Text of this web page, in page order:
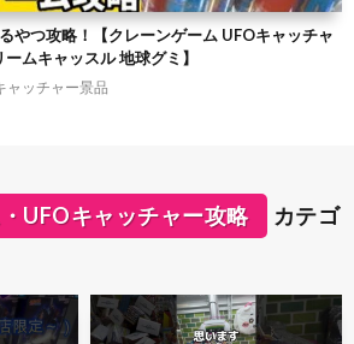
やつ攻略！【クレーンゲーム UFOキャッチャ
ムキャッスル 地球グミ】
ャッチャー景品
UFOキャッチャー攻略
カテゴ